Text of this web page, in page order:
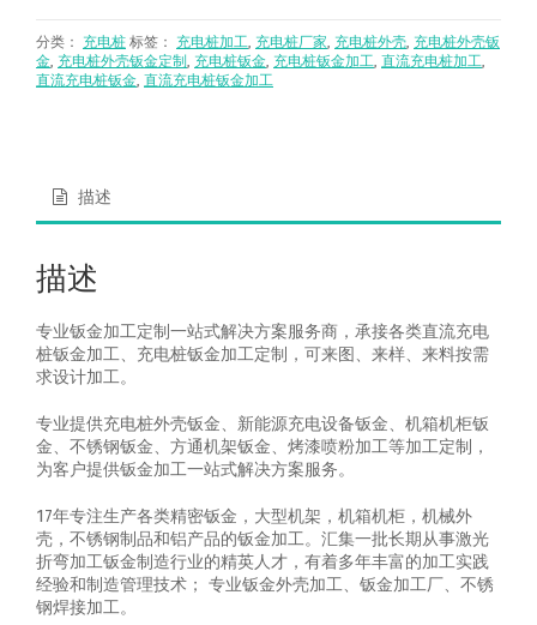
分类： 充电桩 标签： 充电桩加工, 充电桩厂家, 充电桩外壳, 充电桩外壳钣
金, 充电桩外壳钣金定制 , 充电桩钣金, 充电桩钣金加工, 直流充电桩加工,
直流充电桩钣金, 直流充电桩钣金加工
描述
描述
专业钣金加工定制一站式解决方案服务商，承接各类直流充电
桩钣金加工、充电桩钣金加工定制，可来图、来样、来料按需
求设计加工。
专业提供充电桩外壳钣金、新能源充电设备钣金、机箱机柜钣
金、不锈钢钣金、方通机架钣金、烤漆喷粉加工等加工定制，
为客户提供钣金加工一站式解决方案服务。
17年专注生产各类精密钣金，大型机架，机箱机柜，机械外
壳，不锈钢制品和铝产品的钣金加工。汇集一批长期从事激光
折弯加工钣金制造行业的精英人才，有着多年丰富的加工实践
经验和制造管理技术； 专业钣金外壳加工、钣金加工厂、不锈
钢焊接加工。